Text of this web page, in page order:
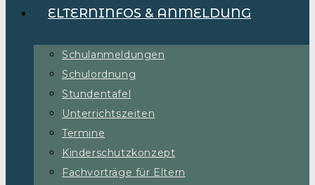
ELTERNINFOS & ANMELDUNG
Schulanmeldungen
Schulordnung
Stundentafel
Unterrichtszeiten
Termine
Kinderschutzkonzept
Fachvorträge für Eltern